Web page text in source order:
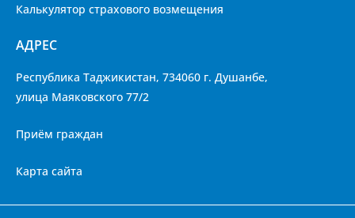
Калькулятор страхового возмещения
АДРЕС
Республика Таджикистан, 734060 г. Душанбе,
улица Маяковского 77/2
Приём граждан
Карта сайта